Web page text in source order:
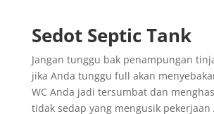
Sedot Septic Tank
Jangan tunggu bak penampungan
jika Anda tunggu full akan
WC Anda jadi tersumbat dan
tidak sedap yang mengusik pekerjaan